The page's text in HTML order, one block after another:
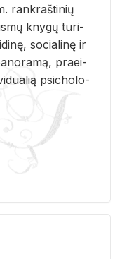
rank­raš­ti­nių
kny­gų tu­ri­
so­cia­li­nę ir
pra­ei­
psi­cho­lo­